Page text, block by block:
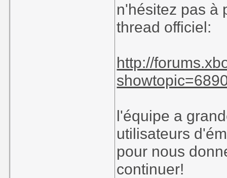
n'hésitez pas à
thread officiel:
http://
l'équipe a
utilisateurs
pour nous
continuer!